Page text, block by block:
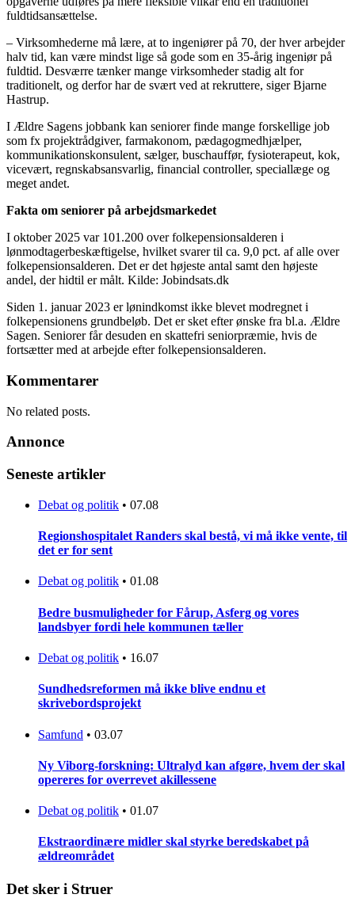
fuldtidsansættelse.
– Virksomhederne må lære, at to ingeniører på 70, der hver arbejder
halv tid, kan være mindst lige så gode som en 35-årig ingeniør på
fuldtid. Desværre tænker mange virksomheder stadig alt for
traditionelt, og derfor har de svært ved at rekruttere, siger Bjarne
Hastrup.
I Ældre Sagens jobbank kan seniorer finde mange forskellige job
som fx projektrådgiver, farmakonom, pædagogmedhjælper,
kommunikationskonsulent, sælger, buschauffør, fysioterapeut, kok,
vicevært, regnskabsansvarlig, financial controller, speciallæge og
meget andet.
Fakta om seniorer på arbejdsmarkedet
I oktober 2025 var 101.200 over folkepensionsalderen i
lønmodtagerbeskæftigelse, hvilket svarer til ca. 9,0 pct. af alle over
folkepensionsalderen. Det er det højeste antal samt den højeste
andel, der hidtil er målt. Kilde: Jobindsats.dk
Siden 1. januar 2023 er lønindkomst ikke blevet modregnet i
folkepensionens grundbeløb. Det er sket efter ønske fra bl.a. Ældre
Sagen. Seniorer får desuden en skattefri seniorpræmie, hvis de
fortsætter med at arbejde efter folkepensionsalderen.
Kommentarer
No related posts.
Annonce
Seneste artikler
Debat og politik • 07.08
Regionshospitalet Randers skal bestå, vi må ikke vente, til
det er for sent
Debat og politik • 01.08
Bedre busmuligheder for Fårup, Asferg og vores
landsbyer fordi hele kommunen tæller
Debat og politik • 16.07
Sundhedsreformen må ikke blive endnu et
skrivebordsprojekt
Samfund • 03.07
Ny Viborg-forskning: Ultralyd kan afgøre, hvem der skal
opereres for overrevet akillessene
Debat og politik • 01.07
Ekstraordinære midler skal styrke beredskabet på
ældreområdet
Det sker i Struer